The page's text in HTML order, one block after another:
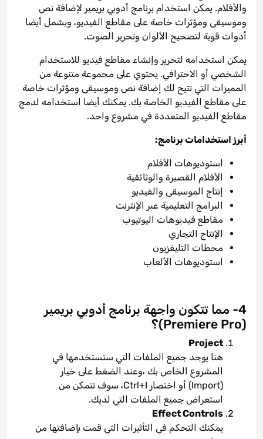
والأفلام. يمكن استخدام برنامج أدوبي بريمير لإضافة نص
وموسيقى ومؤثرات خاصة على مقاطع الفيديو، ويشمل أيضا
أدوات قوية لتصحيح الألوان وتحرير الصوت.
يمكن استخدامه لتحرير وإنشاء مقاطع فيديو للاستخدام
الشخصي أو الاحترافي. يحتوي على مجموعة متنوعة من
المميزات التي تتيح لك إضافة نص وموسيقى ومؤثرات خاصة
على مقاطع الفيديو الخاصة بك. يمكنك أيضا استخدامه لدمج
مقاطع الفيديو المتعددة في مشروع واحد.
أبرز استخدامات برنامج:
استوديوهات الأفلام
الأفلام القصيرة والوثائقية
إنتاج الموسيقى والفيديو
البرامج التعليمية عبر الإنترنت
مقاطع فيديوهات اليوتيوب
الإنتاج التجاري
محطات التليفزيون
استوديوهات الألعاب
4- مما تتكون واجهة برنامج أدوبي بريمير
(Premiere Pro)؟
Project
هنا يوجد جميع الملفات التي ستستخدمها في
المشروع الخاص بك ،وعند الضغط على خيار
(Import) أو اختصار Ctrl+I، سوف تتمكن من
استعراض جميع الملفات التي لديك.
Effect Controls
يمكنك التحكم في التأثيرات التي قمت بإضافتها من